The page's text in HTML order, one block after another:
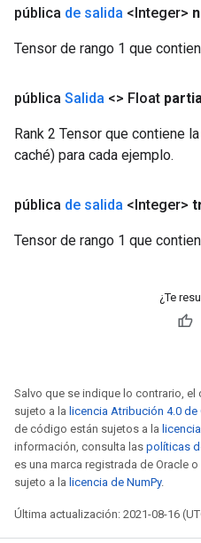
pública de salida <Integer>
Tensor de rango 1 que
pública Salida <> Float
Rank 2 Tensor que contiene
caché) para cada ejemplo.
pública de salida <Integer>
Tensor de rango 1 que
¿Te
Salvo que se indique lo contrario,
sujeto a la licencia Atribución 4.0
de código están sujetos a la
información, consulta las políticas
es una marca registrada de Oracle
sujeto a la licencia de NumPy.
Última actualización: 2021-08-16